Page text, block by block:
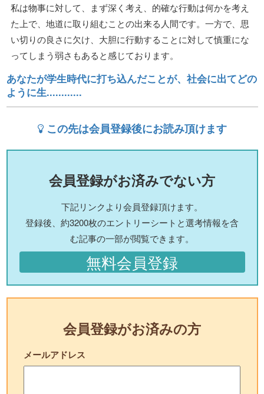
私は物事に対して、まず深く考え、的確な行動は何かを考え
た上で、地道に取り組むことの出来る人間です。一方で、思
い切りの良さに欠け、大胆に行動することに対して慎重にな
ってしまう弱さもあると感じております。
あなたが学生時代に打ち込んだことが、社会に出てどの
ように生............
この先は会員登録後にお読み頂けます
会員登録がお済みでない方
下記リンクより会員登録頂けます。
登録後、約3200枚のエントリーシートと選考情報を含
む記事の一部が閲覧できます。
無料会員登録
会員登録がお済みの方
メールアドレス